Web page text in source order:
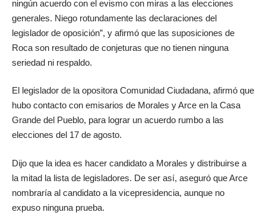
ningún acuerdo con el evismo con miras a las elecciones
generales. Niego rotundamente las declaraciones del
legislador de oposición”, y afirmó que las suposiciones de
Roca son resultado de conjeturas que no tienen ninguna
seriedad ni respaldo.
El legislador de la opositora Comunidad Ciudadana, afirmó que
hubo contacto con emisarios de Morales y Arce en la Casa
Grande del Pueblo, para lograr un acuerdo rumbo a las
elecciones del 17 de agosto.
Dijo que la idea es hacer candidato a Morales y distribuirse a
la mitad la lista de legisladores. De ser así, aseguró que Arce
nombraría al candidato a la vicepresidencia, aunque no
expuso ninguna prueba.